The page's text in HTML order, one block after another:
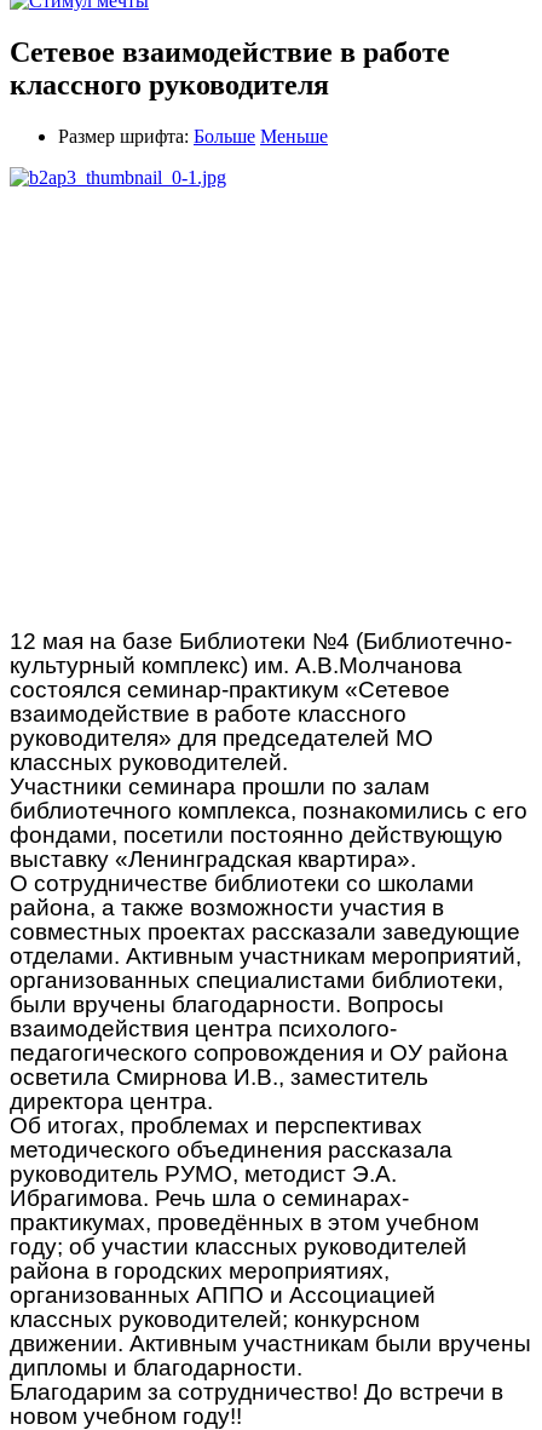
Сетевое взаимодействие в работе
классного руководителя
Размер шрифта: Больше Меньше
12 мая на базе Библиотеки №4 (Библиотечно-
культурный комплекс) им. А.В.Молчанова
состоялся семинар-практикум «Сетевое
взаимодействие в работе классного
руководителя» для председателей МО
классных руководителей.
Участники семинара прошли по залам
библиотечного комплекса, познакомились с его
фондами, посетили постоянно действующую
выставку «Ленинградская квартира».
О сотрудничестве библиотеки со школами
района, а также возможности участия в
совместных проектах рассказали заведующие
отделами. Активным участникам мероприятий,
организованных специалистами библиотеки,
были вручены благодарности. Вопросы
взаимодействия центра психолого-
педагогического сопровождения и ОУ района
осветила Смирнова И.В., заместитель
директора центра.
Об итогах, проблемах и перспективах
методического объединения рассказала
руководитель РУМО, методист Э.А.
Ибрагимова. Речь шла о семинарах-
практикумах, проведённых в этом учебном
году; об участии классных руководителей
района в городских мероприятиях,
организованных АППО и Ассоциацией
классных руководителей; конкурсном
движении. Активным участникам были вручены
дипломы и благодарности.
Благодарим за сотрудничество! До встречи в
новом учебном году!!